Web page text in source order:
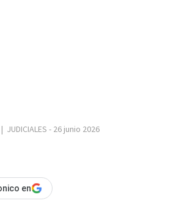
| JUDICIALES - 26 junio 2026
en